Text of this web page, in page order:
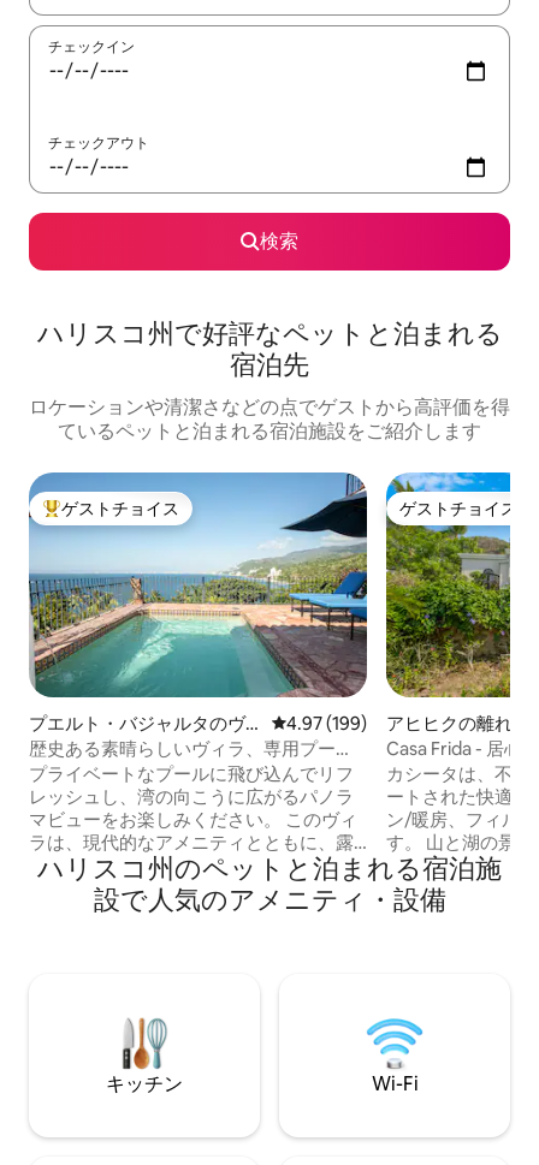
チェックイン
チェックアウト
検索
ハリスコ州で好評なペットと泊まれる
宿泊先
ロケーションや清潔さなどの点でゲストから高評価を得
ているペットと泊まれる宿泊施設をご紹介します
大好評のゲストチョイスです。
ゲストチョイス
プエルト・バジャルタのヴ
ィラ
レビュー199件、5つ星中4.97つ
4.97 (199)
歴史ある素晴らしいヴィラ、専用プー
ル、280度の絶景
プライベートなプールに飛び込んでリフ
レッシュし、湾の向こうに広がるパノラ
マビューをお楽しみください。 このヴィ
ラは、現代的なアメニティとともに、露
出した木の梁、手塗りのタイル、コロニ
アルのアンティークを特徴とする古いメ
キシコの洗練さを反映しています。 ヴィ
ディテールが特徴のヴィラのコレクショ
ンは、プエルトバジャルタでも最高のも
のの1つとして広く認められています。 こ
こは本物のメキシコの海岸です。素晴ら
さをお楽しみいただけます。 ここは私た
ゲストチョイス
ゲストチョイス
アヒヒクの離れ
Casa Frida - 居心
トハウス。
カシータは、不動
ートされた快適な
ン/暖房、フィル
す。 山と湖の景
美しい屋上デッキ
ーム、2バスルー
で安全な壁のあ
ト、温水プール。
で、不動産に関す
たら、お気軽にご
ハリスコ州のペットと泊まれる宿泊施
設で人気のアメニティ・設備
キッチン Wi-Fi